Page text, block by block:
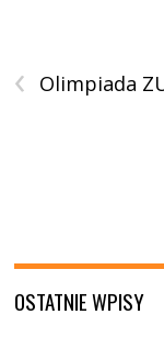
‹ Olimpiada
OSTATNIE WPISY